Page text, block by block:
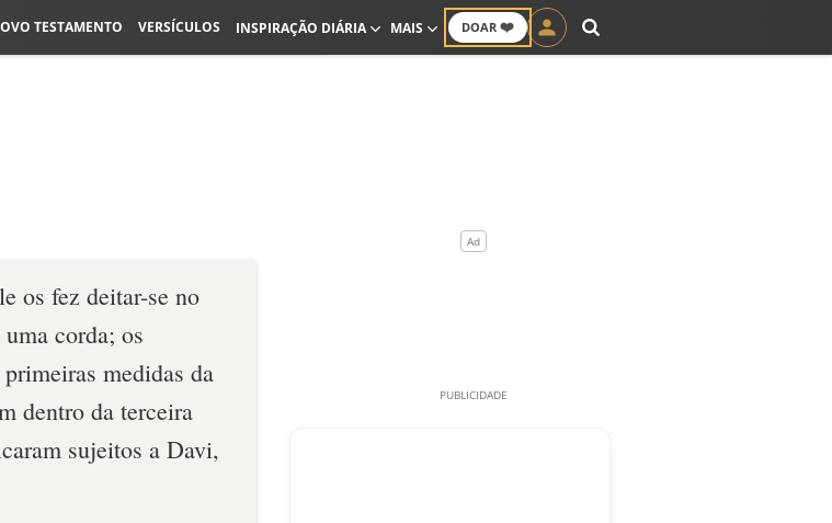
DOAR ❤️
TESTAMENTO VERSÍCULOS INSPIRAÇÃO DIÁRIA MAIS
os fez deitar-se no
corda; os
medidas da
dentro da terceira
sujeitos a Davi,